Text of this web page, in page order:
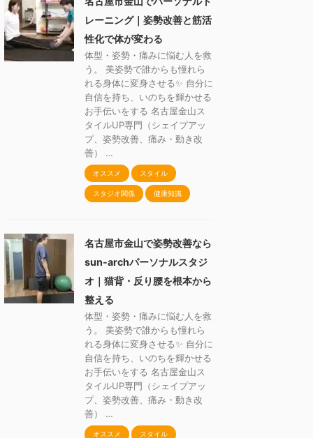
レーニング｜姿勢改善と筋活
性化で体が変わる
体型・姿勢・痛みに悩む人を救
う。 美姿勢で誰からも憧れら
れる身体に変身させる✨ 自分に
自信を持ち、いのちを輝かせる
お手伝いをする 名古屋金山ス
タイルUP専門（シェイプアッ
プ、姿勢改善、痛み・動き改
善） …
オススメ スタイル
スタジオ関係 健康知識
名古屋市金山で姿勢改善なら
sun-archパーソナルスタジ
オ｜猫背・反り腰を根本から
整える
体型・姿勢・痛みに悩む人を救
う。 美姿勢で誰からも憧れら
れる身体に変身させる✨ 自分に
自信を持ち、いのちを輝かせる
お手伝いをする 名古屋金山ス
タイルUP専門（シェイプアッ
プ、姿勢改善、痛み・動き改
善） …
オススメ スタイル